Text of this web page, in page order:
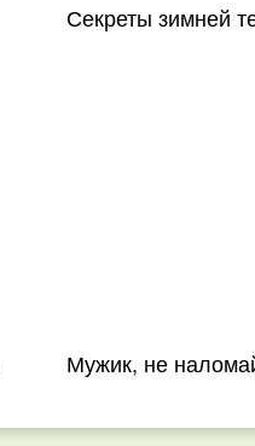
Секреты зимней
Мужик, не